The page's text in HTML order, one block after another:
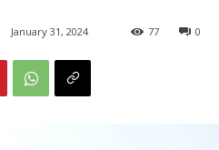
January 31, 2024 0
77